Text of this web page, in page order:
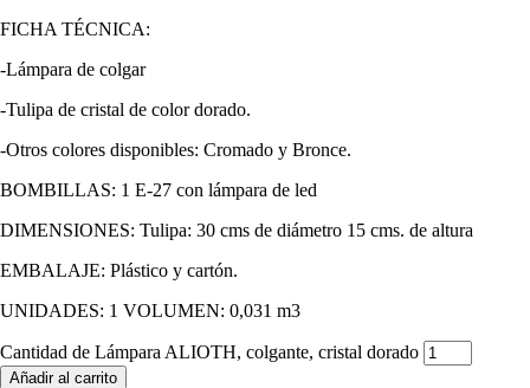
FICHA TÉCNICA:
-Lámpara de colgar
-Tulipa de cristal de color dorado.
-Otros colores disponibles: Cromado y Bronce.
BOMBILLAS: 1 E-27 con lámpara de led
DIMENSIONES: Tulipa: 30 cms de diámetro 15 cms. de altura
EMBALAJE: Plástico y cartón.
UNIDADES: 1 VOLUMEN: 0,031 m3
Cantidad de Lámpara ALIOTH, colgante, cristal dorado
Añadir al carrito